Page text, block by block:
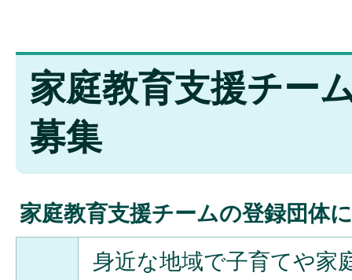
家庭教育支援チー
募集
家庭教育支援チームの登録団体
身近な地域で子育てや家